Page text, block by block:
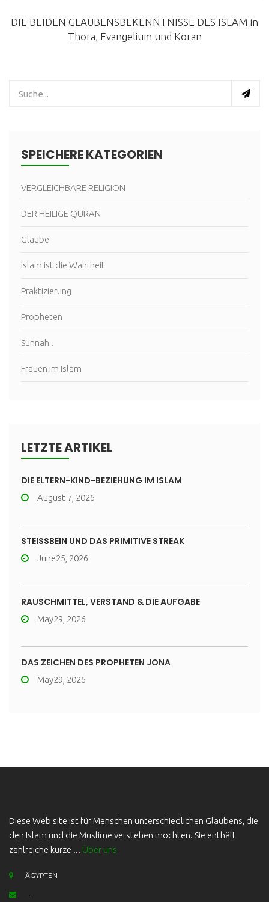
DIE BEIDEN GLAUBENSBEKENNTNISSE DES ISLAM in
Thora, Evangelium und Koran
SPEICHERE KATEGORIEN
VERGLEICHBARE RELIGION
DER HEILIGE QURAN
Glaube
Islam ist die Wahrheit
Praktizierung
Propheten
Sunnah .
Frauen im Islam
LETZTE ARTIKEL
DIE ELTERN-KIND-BEZIEHUNG IM ISLAM
August 7, 2026
STEISSBEIN UND DAS PRIMITIVE STREAK
June25, 2026
RAUSCHMITTEL, VERSTAND & DIE AUFGABE
May29, 2026
DAS ZEICHEN DES PROPHETEN JONA
May29, 2026
Diese Web site ist für Menschen unterschiedlichen Glaubens, die
den Islam und die Muslime verstehen möchten. Sie enthält
zahlreiche kurze ... Über uns
ÄGYPTEN